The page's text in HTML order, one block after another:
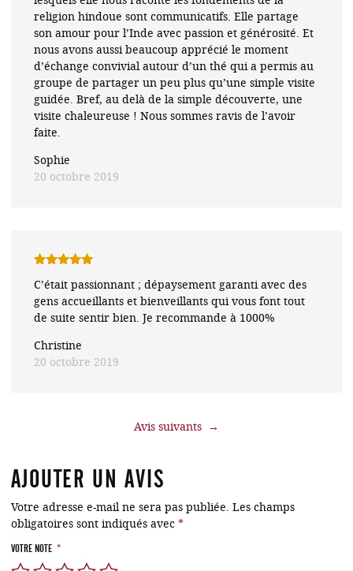
Sophie
20 octobre 2019
religion hindoue sont communicatifs. Elle partage
son amour pour l’Inde avec passion et générosité. Et
nous avons aussi beaucoup apprécié le moment
d’échange convivial autour d’un thé qui a permis au
groupe de partager un peu plus qu’une simple visite
guidée. Bref, au delà de la simple découverte, une
visite chaleureuse ! Nous sommes ravis de l’avoir
faite.
5
Christine
20 octobre 2019
C’était passionnant ; dépaysement garanti avec des
gens accueillants et bienveillants qui vous font tout
de suite sentir bien. Je recommande à 1000%
→
AJOUTER UN AVIS
Votre adresse e-mail ne sera pas publiée. Les champs
obligatoires sont indiqués avec*
VOTRE NOTE*